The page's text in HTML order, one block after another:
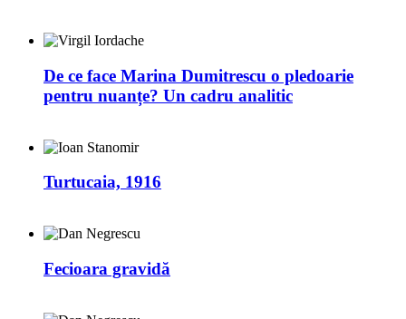
De ce face Marina Dumitrescu o pledoarie
pentru nuanțe? Un cadru analitic
Turtucaia, 1916
Fecioara gravidă